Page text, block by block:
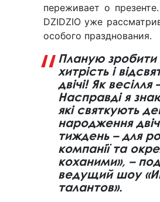
переживает о
DZIDZIO уже
особого празднования.
Планую зробити
хитрість і
двічі! Як весілля
Насправді я
які святкують
народження
тиждень – для
компанії та
коханими», –
ведущий шоу
талантов».